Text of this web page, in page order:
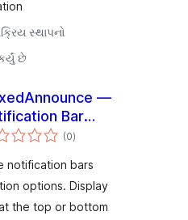
સ્થાપનો
છે
—
Bar
& Bottom)
(0કુલ
રેટિંગ્સ
)
notification bars
options. Display
the top or bottom